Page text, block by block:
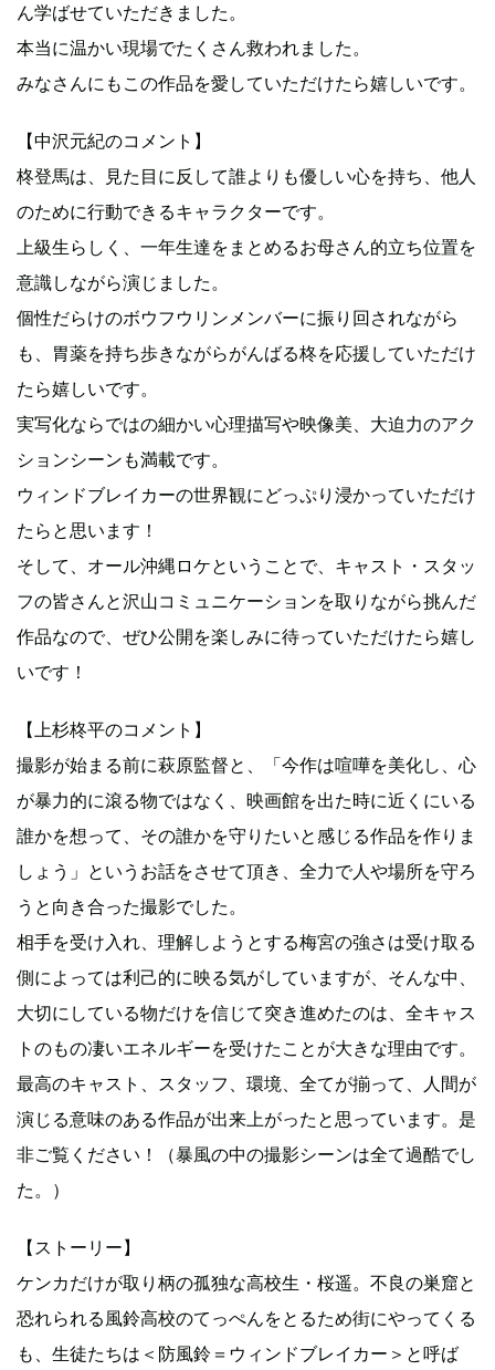
ん学ばせていただきました。
本当に温かい現場でたくさん救われました。
みなさんにもこの作品を愛していただけたら嬉しいです。
【中沢元紀のコメント】
柊登馬は、見た目に反して誰よりも優しい心を持ち、他人
のために行動できるキャラクターです。
上級生らしく、一年生達をまとめるお母さん的立ち位置を
意識しながら演じました。
個性だらけのボウフウリンメンバーに振り回されながら
も、胃薬を持ち歩きながらがんばる柊を応援していただけ
たら嬉しいです。
実写化ならではの細かい心理描写や映像美、大迫力のアク
ションシーンも満載です。
ウィンドブレイカーの世界観にどっぷり浸かっていただけ
たらと思います！
そして、オール沖縄ロケということで、キャスト・スタッ
フの皆さんと沢山コミュニケーションを取りながら挑んだ
作品なので、ぜひ公開を楽しみに待っていただけたら嬉し
いです！
【上杉柊平のコメント】
撮影が始まる前に萩原監督と、「今作は喧嘩を美化し、心
が暴力的に滾る物ではなく、映画館を出た時に近くにいる
誰かを想って、その誰かを守りたいと感じる作品を作りま
しょう」というお話をさせて頂き、全力で人や場所を守ろ
うと向き合った撮影でした。
相手を受け入れ、理解しようとする梅宮の強さは受け取る
側によっては利己的に映る気がしていますが、そんな中、
大切にしている物だけを信じて突き進めたのは、全キャス
トのもの凄いエネルギーを受けたことが大きな理由です。
最高のキャスト、スタッフ、環境、全てが揃って、人間が
演じる意味のある作品が出来上がったと思っています。是
非ご覧ください！（暴風の中の撮影シーンは全て過酷でし
た。）
【ストーリー】
ケンカだけが取り柄の孤独な高校生・桜遥。不良の巣窟と
恐れられる風鈴高校のてっぺんをとるため街にやってくる
も、生徒たちは＜防風鈴＝ウィンドブレイカー＞と呼ば